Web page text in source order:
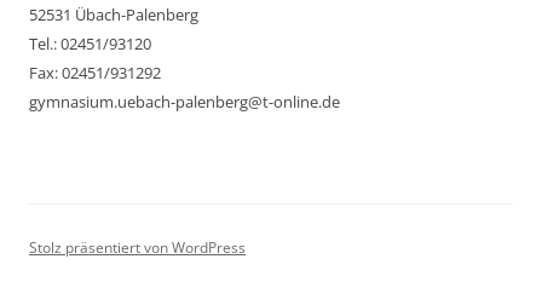
52531 Übach-Palenberg
Tel.: 02451/93120
Fax: 02451/931292
gymnasium.uebach-palenberg@t-online.de
Stolz präsentiert von WordPress